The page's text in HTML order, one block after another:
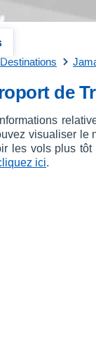
Destinations
de
visualiser
les vols plus
ici.